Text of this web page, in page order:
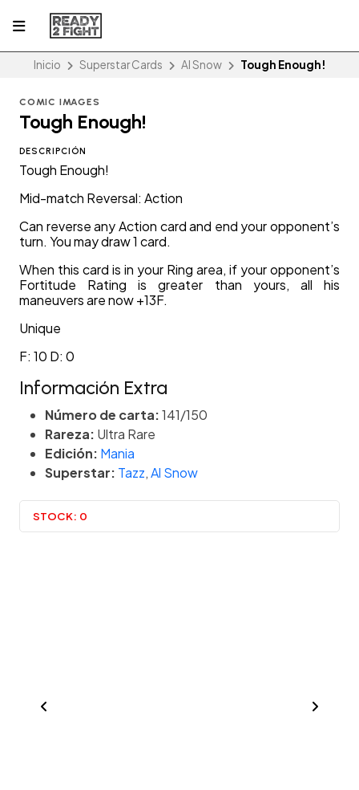
Inicio Superstar Cards Al Snow Tough Enough!
COMIC IMAGES
Tough Enough!
DESCRIPCIÓN
Tough Enough!
Mid-match Reversal: Action
Can reverse any Action card and end your opponent’s
turn. You may draw 1 card.
When this card is in your Ring area, if your opponent’s
Fortitude Rating is greater than yours, all his
maneuvers are now +13F.
Unique
F: 10 D: 0
Información Extra
Número de carta:141/150
Rareza: Ultra Rare
Edición: Mania
Superstar: Tazz,Al Snow
STOCK: 0